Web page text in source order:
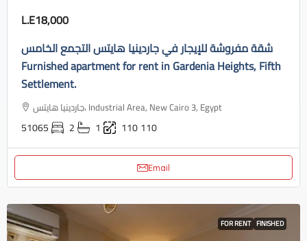
L.E18,000
شقة مفروشة للإيجار في جاردينيا هايتس التجمع الخامس
Furnished apartment for rent in Gardenia Heights, Fifth
Settlement.
جاردينيا هايتس، Industrial Area, New Cairo 3, Egypt
51065 2 1 110110
Email
FOR RENT FINISHED